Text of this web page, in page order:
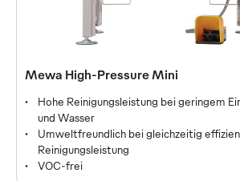
Mewa High-Pressure Classic
Hohe Reinigungsleistung bei geringem
und Wasser
Umweltfreundlich bei gleichzeitig
Reinigungsleistung
VOC-frei
Mewa High-Pressure Mini
Hohe Reinigungsleistung bei geringem
und Wasser
Umweltfreundlich bei gleichzeitig
Reinigungsleistung
VOC-frei